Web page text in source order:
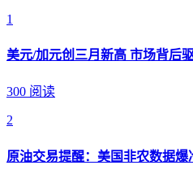
1
美元/加元创三月新高 市场背后
300 阅读
2
原油交易提醒：美国非农数据爆